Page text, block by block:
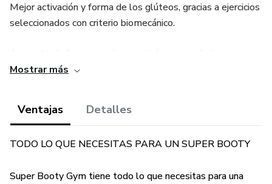
Mejor activación y forma de los glúteos, gracias a ejercicios
seleccionados con criterio biomecánico.
Mejora de la composición corporal, priorizando masa
muscular sobre grasa.
Plan sostenible, fácil de seguir y adaptable a tu estilo de
Mostrar más
Ventajas Detalles
TODO LO QUE NECESITAS PARA UN SUPER BOOTY
Super Booty Gym tiene todo lo que necesitas para una